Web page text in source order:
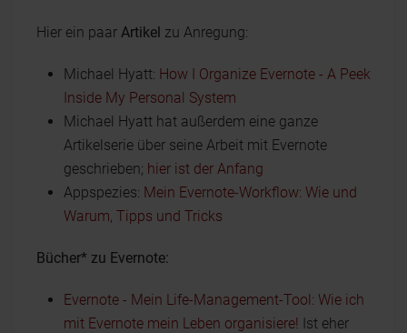
Hier ein paar Artikel zu Anregung:
Michael Hyatt: How I Organize Evernote - A Peek
Inside My Personal System
Michael Hyatt hat außerdem eine ganze
Artikelserie über seine Arbeit mit Evernote
geschrieben; hier ist der Anfang
Appspezies: Mein Evernote-Workflow: Wie und
Warum, Tipps und Tricks
Bücher* zu Evernote:
Evernote - Mein Life-Management-Tool: Wie ich
mit Evernote mein Leben organisiere! Ist eher